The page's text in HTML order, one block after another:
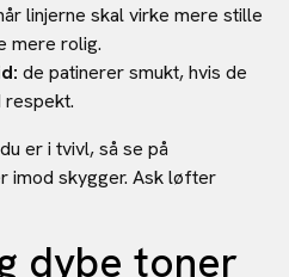
linjerne skal virke mere stille
mere rolig.
de patinerer smukt, hvis de
respekt.
er i tvivl, så se på
imod skygger. Ask løfter
dybe toner